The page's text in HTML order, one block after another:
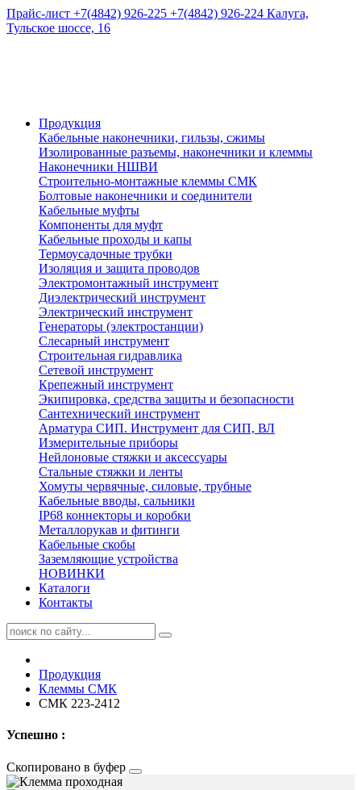
Прайс-лист +7(4842) 926-225 +7(4842) 926-224 Калуга,
Тульское шоссе, 16
Продукция
Кабельные наконечники, гильзы, сжимы
Изолированные разъемы, наконечники и клеммы
Наконечники НШВИ
Строительно-монтажные клеммы СМК
Болтовые наконечники и соединители
Кабельные муфты
Компоненты для муфт
Кабельные проходы и капы
Термоусадочные трубки
Изоляция и защита проводов
Электромонтажный инструмент
Диэлектрический инструмент
Электрический инструмент
Генераторы (электростанции)
Слесарный инструмент
Строительная гидравлика
Сетевой инструмент
Крепежный инструмент
Экипировка, средства защиты и безопасности
Сантехнический инструмент
Арматура СИП. Инструмент для СИП, ВЛ
Измерительные приборы
Нейлоновые стяжки и аксессуары
Стальные стяжки и ленты
Хомуты червячные, силовые, трубные
Кабельные вводы, сальники
IP68 коннекторы и коробки
Металлорукав и фитинги
Кабельные скобы
Заземляющие устройства
НОВИНКИ
Каталоги
Контакты
Продукция
Клеммы СМК
СМК 223-2412
Успешно :
Скопировано в буфер